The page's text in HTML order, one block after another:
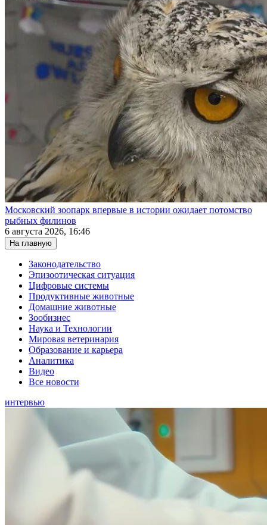
Московский зоопарк впервые в истории ожидает потомство
рыбных филинов
6 августа 2026, 16:46
На главную
Законодательство
Эпизоотическая ситуация
Цифровые системы
Продуктивные животные
Домашние животные
Зообизнес
Наука и Технологии
Мировая ветеринария
Образование и карьера
Аналитика
Видео
Все новости
интервью